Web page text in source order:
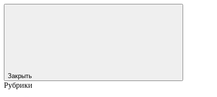
Закрыть
Рубрики